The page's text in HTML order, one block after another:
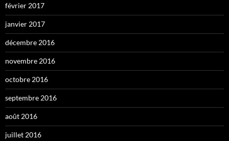
février 2017
janvier 2017
décembre 2016
novembre 2016
octobre 2016
septembre 2016
août 2016
juillet 2016